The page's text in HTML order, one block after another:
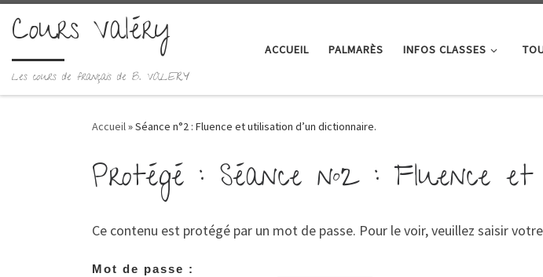
Skip to content
Cours Valéry
Les cours de français de B. VALERY
ACCUEIL PALMARÈS INFOS CLASSES
Accueil»Séance n°2 : Fluence et utilisation d’un dictionnaire.
Protégé : Séance n°2 : Fluence et
Ce contenu est protégé par un mot de passe. Pour le voir, veuillez saisir
Mot de passe :